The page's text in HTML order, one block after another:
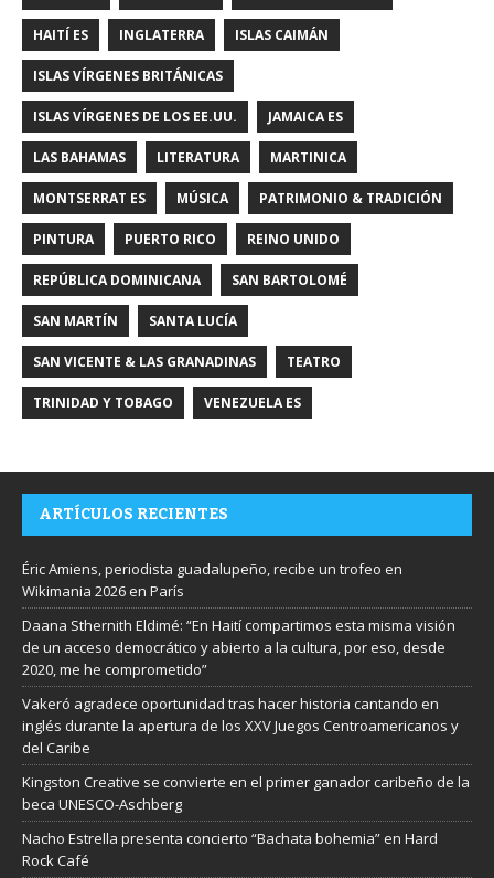
HAITÍ ES INGLATERRA ISLAS CAIMÁN
ISLAS VÍRGENES BRITÁNICAS
ISLAS VÍRGENES DE LOS EE.UU. JAMAICA ES
LAS BAHAMAS LITERATURA MARTINICA
MONTSERRAT ES MÚSICA PATRIMONIO & TRADICIÓN
PINTURA PUERTO RICO REINO UNIDO
REPÚBLICA DOMINICANA SAN BARTOLOMÉ
SAN MARTÍN SANTA LUCÍA
SAN VICENTE & LAS GRANADINAS TEATRO
TRINIDAD Y TOBAGO VENEZUELA ES
ARTÍCULOS RECIENTES
Éric Amiens, periodista guadalupeño, recibe un trofeo en
Wikimania 2026 en París
Daana Sthernith Eldimé: “En Haití compartimos esta misma visión
de un acceso democrático y abierto a la cultura, por eso, desde
2020, me he comprometido”
Vakeró agradece oportunidad tras hacer historia cantando en
inglés durante la apertura de los XXV Juegos Centroamericanos y
del Caribe
Kingston Creative se convierte en el primer ganador caribeño de la
beca UNESCO-Aschberg
Nacho Estrella presenta concierto “Bachata bohemia” en Hard
Rock Café